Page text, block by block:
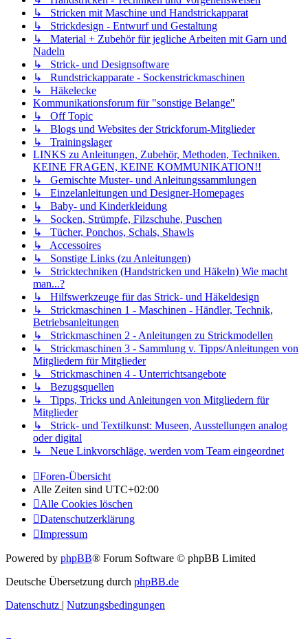
↳ Stricken mit Maschine und Handstrickapparat
↳ Strickdesign - Entwurf und Gestaltung
↳ Material + Zubehör für jegliche Arbeiten mit Garn und
Nadeln
↳ Strick- und Designsoftware
↳ Rundstrickapparate - Sockenstrickmaschinen
↳ Häkelecke
Kommunikationsforum für "sonstige Belange"
↳ Off Topic
↳ Blogs und Websites der Strickforum-Mitglieder
↳ Trainingslager
LINKS zu Anleitungen, Zubehör, Methoden, Techniken.
KEINE FRAGEN, KEINE KOMMUNIKATION!!
↳ Gemischte Muster- und Anleitungssammlungen
↳ Einzelanleitungen und Designer-Homepages
↳ Baby- und Kinderkleidung
↳ Socken, Strümpfe, Filzschuhe, Puschen
↳ Tücher, Ponchos, Schals, Shawls
↳ Accessoires
↳ Sonstige Links (zu Anleitungen)
↳ Stricktechniken (Handstricken und Häkeln) Wie macht
man...?
↳ Hilfswerkzeuge für das Strick- und Häkeldesign
↳ Strickmaschinen 1 - Maschinen - Händler, Technik,
Betriebsanleitungen
↳ Strickmaschinen 2 - Anleitungen zu Strickmodellen
↳ Strickmaschinen 3 - Sammlung v. Tipps/Anleitungen von
Mitgliedern für Mitglieder
↳ Strickmaschinen 4 - Unterrichtsangebote
↳ Bezugsquellen
↳ Tipps, Tricks und Anleitungen von Mitgliedern für
Mitglieder
↳ Strick- und Textilkunst: Museen, Ausstellungen analog
oder digital
↳ Neue Linkvorschläge, werden vom Team eingeordnet
Foren-Übersicht
Alle Zeiten sind UTC+02:00
Alle Cookies löschen
Datenschutzerklärung
Impressum
Powered by phpBB® Forum Software © phpBB Limited
Deutsche Übersetzung durch phpBB.de
Datenschutz
Nutzungsbedingungen